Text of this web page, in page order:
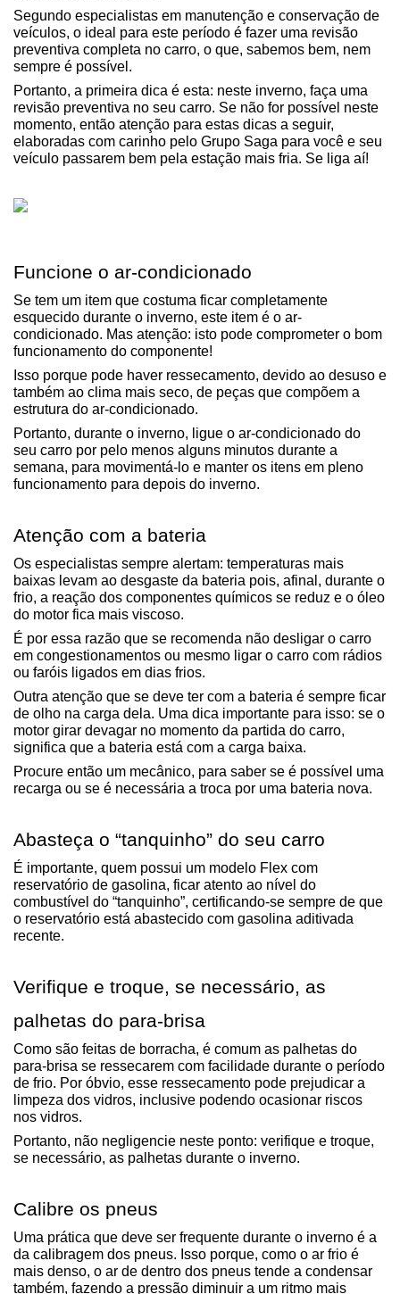
Segundo especialistas em manutenção e conservação de
veículos, o ideal para este período é fazer uma revisão
preventiva completa no carro, o que, sabemos bem, nem
sempre é possível.
Portanto, a primeira dica é esta: neste inverno, faça uma
revisão preventiva no seu carro. Se não for possível neste
momento, então atenção para estas dicas a seguir,
elaboradas com carinho pelo Grupo Saga para você e seu
veículo passarem bem pela estação mais fria. Se liga aí!
Funcione o ar-condicionado
Se tem um item que costuma ficar completamente
esquecido durante o inverno, este item é o ar-
condicionado. Mas atenção: isto pode comprometer o bom
funcionamento do componente!
Isso porque pode haver ressecamento, devido ao desuso e
também ao clima mais seco, de peças que compõem a
estrutura do ar-condicionado.
Portanto, durante o inverno, ligue o ar-condicionado do
seu carro por pelo menos alguns minutos durante a
semana, para movimentá-lo e manter os itens em pleno
funcionamento para depois do inverno.
Atenção com a bateria
Os especialistas sempre alertam: temperaturas mais
baixas levam ao desgaste da bateria pois, afinal, durante o
frio, a reação dos componentes químicos se reduz e o óleo
do motor fica mais viscoso.
É por essa razão que se recomenda não desligar o carro
em congestionamentos ou mesmo ligar o carro com rádios
ou faróis ligados em dias frios.
Outra atenção que se deve ter com a bateria é sempre ficar
de olho na carga dela. Uma dica importante para isso: se o
motor girar devagar no momento da partida do carro,
significa que a bateria está com a carga baixa.
Procure então um mecânico, para saber se é possível uma
recarga ou se é necessária a troca por uma bateria nova.
Abasteça o “tanquinho” do seu carro
É importante, quem possui um modelo Flex com
reservatório de gasolina, ficar atento ao nível do
combustível do “tanquinho”, certificando-se sempre de que
o reservatório está abastecido com gasolina aditivada
recente.
Verifique e troque, se necessário, as
palhetas do para-brisa
Como são feitas de borracha, é comum as palhetas do
para-brisa se ressecarem com facilidade durante o período
de frio. Por óbvio, esse ressecamento pode prejudicar a
limpeza dos vidros, inclusive podendo ocasionar riscos
nos vidros.
Portanto, não negligencie neste ponto: verifique e troque,
se necessário, as palhetas durante o inverno.
Calibre os pneus
Uma prática que deve ser frequente durante o inverno é a
da calibragem dos pneus. Isso porque, como o ar frio é
mais denso, o ar de dentro dos pneus tende a condensar
também, fazendo a pressão diminuir a um ritmo mais